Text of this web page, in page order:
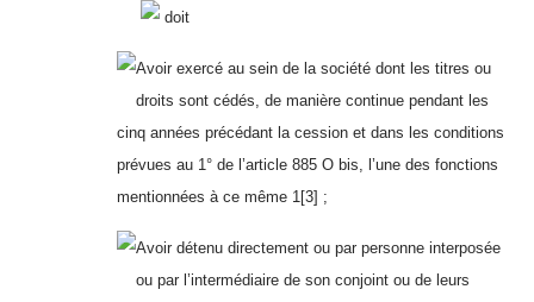
doit
Avoir exercé au sein de la société dont les titres ou
droits sont cédés, de manière continue pendant les
cinq années précédant la cession et dans les conditions
prévues au 1° de l’article 885 O bis, l’une des fonctions
mentionnées à ce même 1[3] ;
Avoir détenu directement ou par personne interposée
ou par l’intermédiaire de son conjoint ou de leurs